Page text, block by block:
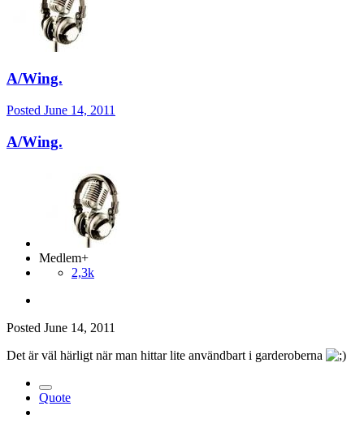
A/Wing.
Posted June 14, 2011
A/Wing.
Medlem+
2,3k
Posted June 14, 2011
Det är väl härligt när man hittar lite användbart i garderoberna
Quote